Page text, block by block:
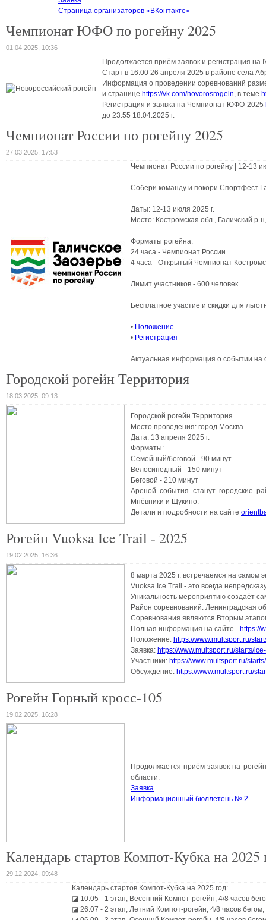
Страница организаторов «ВКонтакте»
Чемпионат ЮФО по рогейну 2025
01.04.2025, 10:36
Продолжается приём заявок и регистрация
Старт в 16:00 26 апреля 2025 в районе села
Информация о проведении соревнований
и странице https://vk.com/novorosrogein, в теме
Регистрация и заявка на Чемпионат ЮФО-2025
до 23:55 18.04.2025 г.
Чемпионат России по рогейну 2025
27.03.2025, 17:53
Чемпионат России по рогейну | 12-13
Собери команду и покори Спортфест
Даты: 12-13 июля 2025 г.
Место: Костромская обл., Галичский
Форматы рогейна:
24 часа - Чемпионат России
4 часа - Открытый Чемпионат
Лимит участников - 600 человек.
Бесплатное участие и скидки для
• Положение
• Регистрация
Актуальная информация о событии на
Городской рогейн Территория
18.03.2025, 09:13
Городской рогейн Территория
Место проведения: город Москва
Дата: 13 апреля 2025 г.
Форматы:
Семейный/беговой - 90 минут
Велосипедный - 150 минут
Беговой - 210 минут
Ареной события станут городские
Мнёвники и Щукино.
Детали и подробности на сайте
Рогейн Vuoksa Ice Trail - 2025
19.02.2025, 16:36
8 марта 2025 г. встречаемся на самом
Vuoksa Ice Trail - это всегда
Уникальность мероприятию создаёт
Район соревнований: Ленинградская
Соревнования являются Вторым
Полная информация на сайте - https://
Положение: https://www.multsport.ru/
Заявка: https://www.multsport.ru/starts/
Участники: https://www.multsport.ru/
Обсуждение: https://www.multsport.ru/
Рогейн Горный кросс-105
19.02.2025, 16:28
Продолжается приём заявок на
области.
Заявка
Информационный бюллетень № 2
Календарь стартов Компот-Кубка на 2025
29.12.2024, 09:48
Календарь стартов Компот-Кубка на 2025 год:
◪ 10.05 - 1 этап, Весенний Компот-рогейн, 4/8 часов
◪ 26.07 - 2 этап, Летний Компот-рогейн, 4/8 часов бегом,